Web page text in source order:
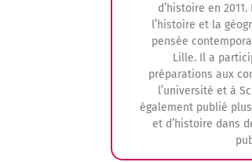
d’histoire en
l’histoire et la
pensée
Lille. Il a
préparations aux
l’université et à
également publié
et d’histoire dans